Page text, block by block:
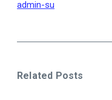
admin-su
Related Posts